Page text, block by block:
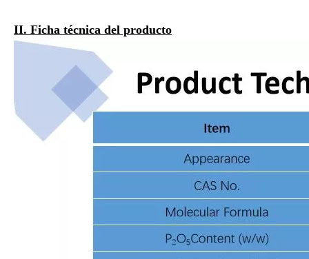
II. Ficha técnica del producto